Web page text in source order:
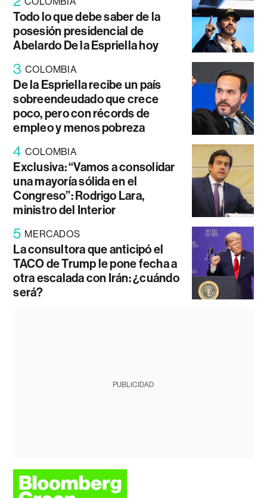
Todo lo que debe saber de la
posesión presidencial de
Abelardo De la Espriella hoy
3 COLOMBIA
De la Espriella recibe un país
sobreendeudado que crece
poco, pero con récords de
empleo y menos pobreza
4 COLOMBIA
Exclusiva: “Vamos a consolidar
una mayoría sólida en el
Congreso”: Rodrigo Lara,
ministro del Interior
5 MERCADOS
La consultora que anticipó el
TACO de Trump le pone fecha a
otra escalada con Irán: ¿cuándo
será?
PUBLICIDAD